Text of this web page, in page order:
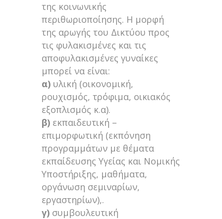
της κοινωνικής
περιθωριοποίησης. Η μορφή
της αρωγής του Δικτύου προς
τις φυλακισμένες και τις
αποφυλακισμένες γυναίκες
μπορεί να είναι:
α) υλική (οικονομική,
ρουχισμός, τρόφιμα, οικιακός
εξοπλισμός κ.α).
β) εκπαιδευτική –
επιμορφωτική (εκπόνηση
προγραμμάτων με θέματα
εκπαίδευσης Υγείας και Νομικής
Υποστήριξης, μαθήματα,
οργάνωση σεμιναρίων,
εργαστηρίων),.
γ) συμβουλευτική